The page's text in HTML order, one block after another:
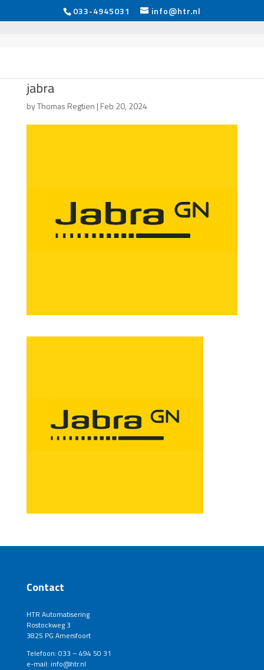
033-4945031 info@htr.nl
jabra
byThomas Regtien | Feb 20, 2024
Contact
HTR Automatisering
Rostockweg 3
3825 PG Amersfoort
Telefoon: 033 – 494 50 31
e-mail: info@htr.nl